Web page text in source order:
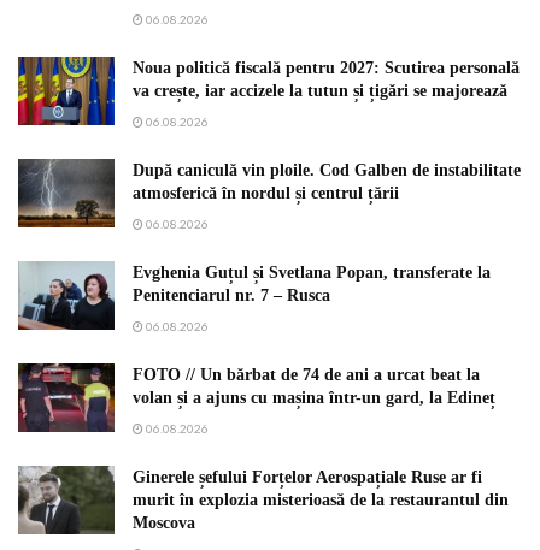
06.08.2026
Noua politică fiscală pentru 2027: Scutirea personală
va crește, iar accizele la tutun și țigări se majorează
06.08.2026
După caniculă vin ploile. Cod Galben de instabilitate
atmosferică în nordul și centrul țării
06.08.2026
Evghenia Guțul și Svetlana Popan, transferate la
Penitenciarul nr. 7 – Rusca
06.08.2026
FOTO // Un bărbat de 74 de ani a urcat beat la
volan și a ajuns cu mașina într-un gard, la Edineț
06.08.2026
Ginerele șefului Forțelor Aerospațiale Ruse ar fi
murit în explozia misterioasă de la restaurantul din
Moscova